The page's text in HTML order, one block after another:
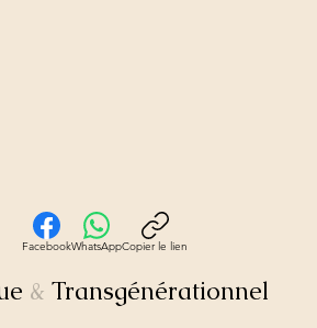
& Transgénérationnel
FacebookWhatsAppCopier le lien